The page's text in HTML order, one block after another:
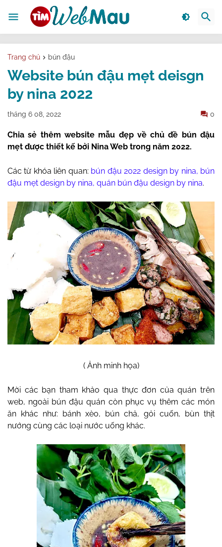
Trang chủ bún đậu
Website bún đậu mẹt deisgn
by nina 2022
tháng 6 08, 2022 0
Chia sẻ thêm website mẫu đẹp về chủ đề bún đậu
mẹt được thiết kế bởi Nina Web trong năm 2022.
Các từ khóa liên quan: bún đậu 2022 design by nina, bún
đậu mẹt design by nina, quán bún đậu design by nina.
( Ảnh minh họa)
Mời các bạn tham khảo qua thực đơn của quán trên
web, ngoài bún đậu quán còn phục vụ thêm các món
ăn khác như: bánh xèo, bún chả, gỏi cuốn, bùn thịt
nướng cùng các loại nước uống khác.